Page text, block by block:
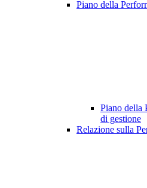
Piano della
Piano della
di gestione
Relazione sulla